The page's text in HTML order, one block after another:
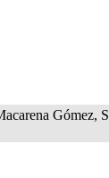
Gómez,